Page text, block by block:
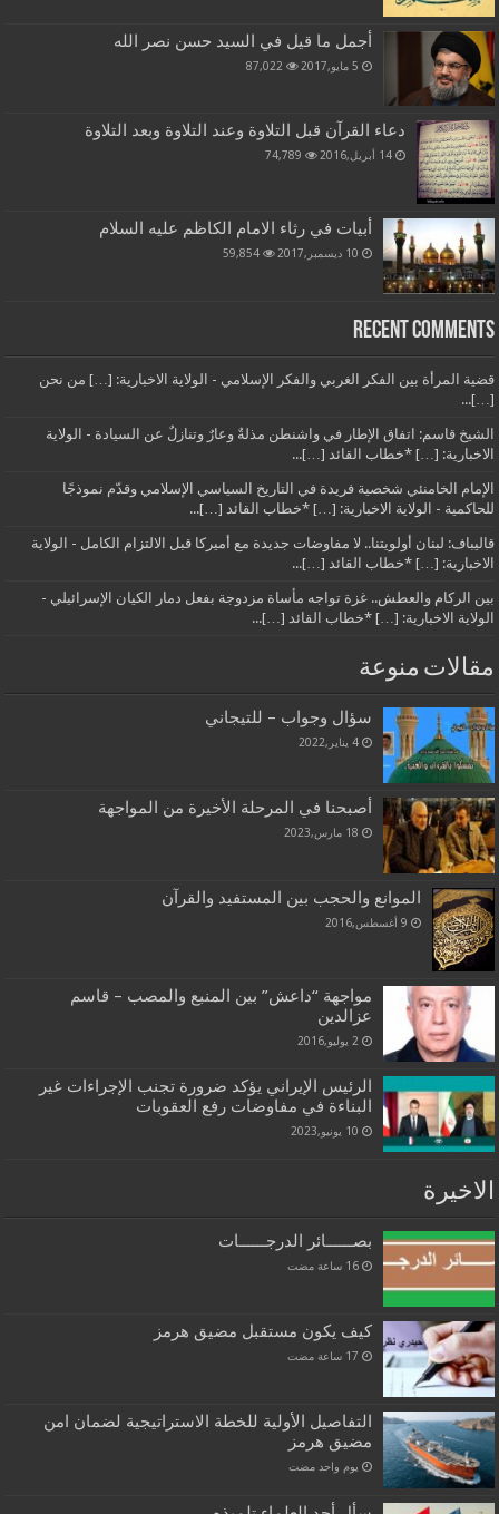
أجمل ما قيل في السيد حسن نصر الله
5 مايو,2017 87,022
دعاء القرآن قبل التلاوة وعند التلاوة وبعد التلاوة
14 أبريل,2016 74,789
أبيات في رثاء الامام الكاظم عليه السلام
10 ديسمبر,2017 59,854
Recent Comments
قضية المرأة بين الفكر الغربي والفكر الإسلامي - الولاية الاخبارية: […] من نحن
[…]...
الشيخ قاسم: اتفاق الإطار في واشنطن مذلةٌ وعارٌ وتنازلٌ عن السيادة - الولاية
الاخبارية: […] *خطاب القائد […]...
الإمام الخامنئي شخصية فريدة في التاريخ السياسي الإسلامي وقدّم نموذجًا
للحاكمية - الولاية الاخبارية: […] *خطاب القائد […]...
قاليباف: لبنان أولويتنا.. لا مفاوضات جديدة مع أميركا قبل الالتزام الكامل - الولاية
الاخبارية: […] *خطاب القائد […]...
بين الركام والعطش.. غزة تواجه مأساة مزدوجة بفعل دمار الكيان الإسرائيلي -
الولاية الاخبارية: […] *خطاب القائد […]...
مقالات منوعة
سؤال وجواب – للتيجاني
4 يناير,2022
أصبحنا في المرحلة الأخيرة من المواجهة
18 مارس,2023
الموانع والحجب بين المستفيد والقرآن
9 أغسطس,2016
مواجهة “داعش” بين المنبع والمصب – قاسم
عزالدين
2 يوليو,2016
الرئيس الإيراني يؤكد ضرورة تجنب الإجراءات غير
البناءة في مفاوضات رفع العقوبات
10 يونيو,2023
الاخيرة
بصــــــائر الدرجــــــات
‏16 ساعة مضت
كيف يكون مستقبل مضيق هرمز
التفاصيل الأولية للخطة الاستراتيجية لضمان امن
مضيق هرمز
‏يوم واحد مضت